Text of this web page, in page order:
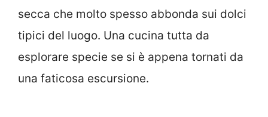
secca che molto spesso abbonda sui dolci
tipici del luogo. Una cucina tutta da
esplorare specie se si è appena tornati da
una faticosa escursione.